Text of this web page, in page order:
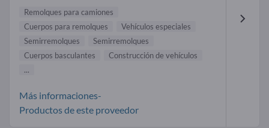
Remolques para camiones
Cuerpos para remolques
Vehículos especiales
Semirremolques
Semirremolques
Cuerpos basculantes
Construcción de vehículos
...
Más informaciones-
Productos de este proveedor